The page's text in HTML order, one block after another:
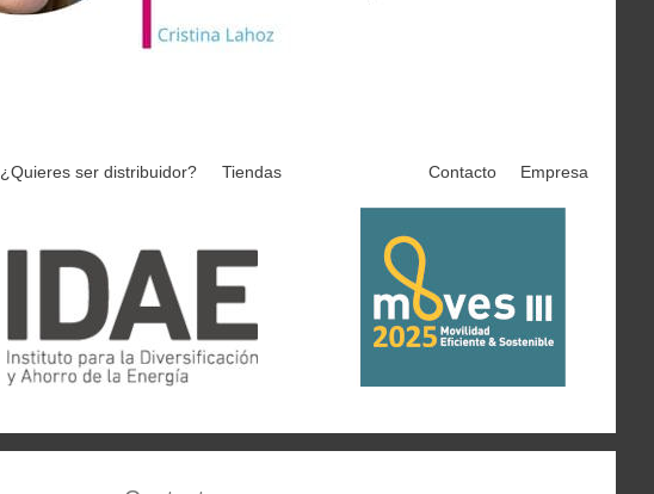
¿Quieres ser distribuidor? Tiendas Contacto Empresa